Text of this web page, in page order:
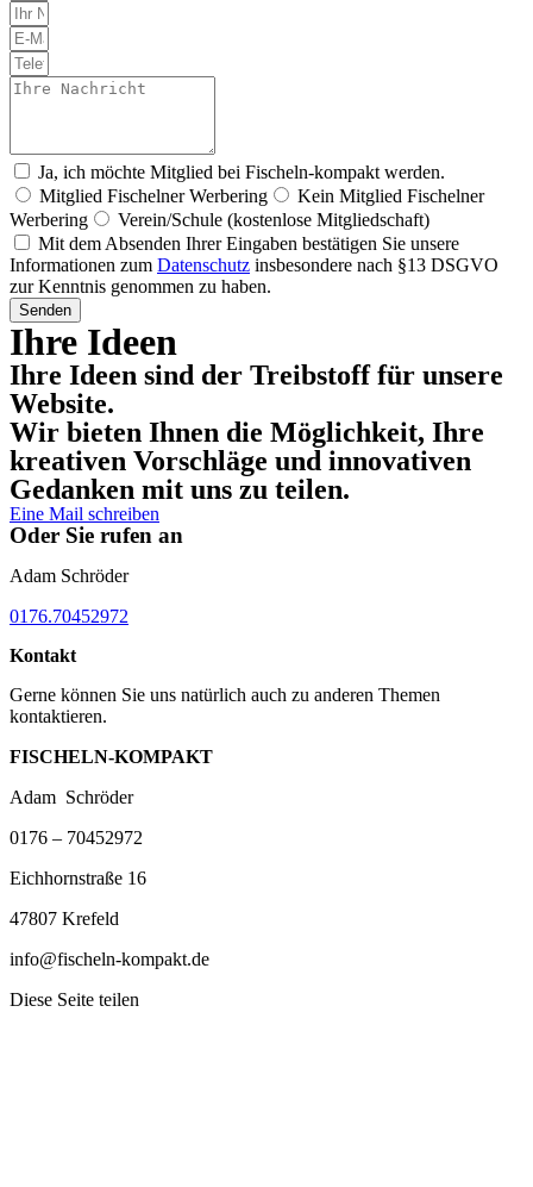
Ja, ich möchte Mitglied bei Fischeln-kompakt werden.
Mitglied Fischelner Werbering
Kein Mitglied Fischelner
Werbering
Verein/Schule (kostenlose Mitgliedschaft)
Mit dem Absenden Ihrer Eingaben bestätigen Sie unsere
Informationen zum Datenschutz insbesondere nach §13 DSGVO
zur Kenntnis genommen zu haben.
Senden
Ihre Ideen
Ihre Ideen sind der Treibstoff für unsere
Website.
Wir bieten Ihnen die Möglichkeit, Ihre
kreativen Vorschläge und innovativen
Gedanken mit uns zu teilen.
Eine Mail schreiben
Oder Sie rufen an
Adam Schröder
0176.70452972
Kontakt
Gerne können Sie uns natürlich auch zu anderen Themen
kontaktieren.
FISCHELN-KOMPAKT
Adam Schröder
0176 – 70452972
Eichhornstraße 16
47807 Krefeld
info@fischeln-kompakt.de
Diese Seite teilen